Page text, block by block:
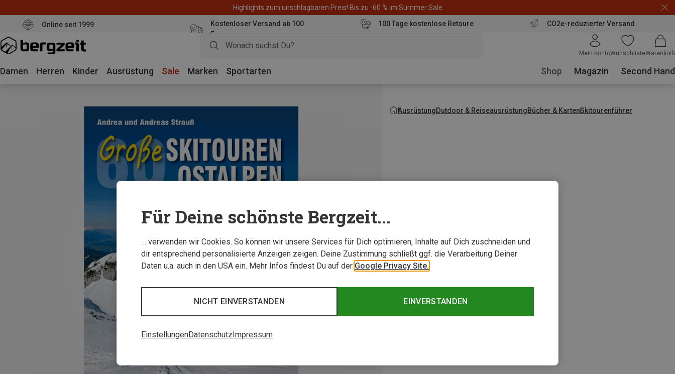
Highlights zum unschlagbaren Preis! Bis zu -60 % im Summer Sale
Online seit 1999
Kostenloser Versand ab 100
Euro
100 Tage kostenlose Retoure CO2e-reduzierter Versand
Mein KontoWunschlisteWarenkorb
Damen Herren Kinder Ausrüstung Sale Marken Sportarten Shop Magazin Second Hand
AusrüstungOutdoor & ReiseausrüstungBücher & KartenSkitourenführer
Für Deine schönste Bergzeit...
… verwenden wir Cookies. So können wir unsere Services für Dich optimieren, Inhalte auf Dich zuschneiden und
dir entsprechend personalisierte Anzeigen zeigen. Deine Zustimmung schließt ggf. die Verarbeitung Deiner
Daten u.a. auch in den USA ein. Mehr Infos findest Du auf der Google Privacy Site.
EINVERSTANDEN
NICHT EINVERSTANDEN
EinstellungenDatenschutzImpressum